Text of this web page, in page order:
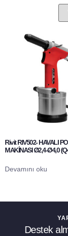
Rivit RIV502- HAVALI
MAKİNASI Ø2,4-Ø4,0
Devamını oku
Destek